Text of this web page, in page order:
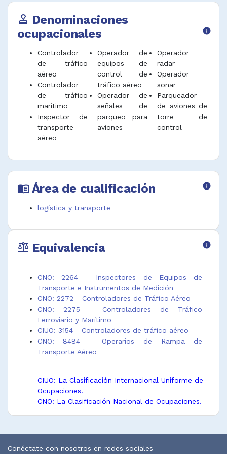
estándares de operación.
Controlar el flujo del tráfico aéreo utilizando
ayudas y otros equipos de comunicación y
referencia visual con las torres de control
adyacentes, terminales y otros centros
cercanos, para coordinar el movimiento de
aeronaves o embarcaciones, dentro del área
de vuelo asignada.
Operar y monitorear sistemas de control de
tráfico ferroviario centralizado calculando
coordinación y seguimiento.
approval Denominaciones
ocupacionales
info
Controlador
de tráfico
aéreo
Controlador
de tráfico
marítimo
Inspector de
transporte
aéreo
Operador de
equipos de
control de
tráfico aéreo
Operador de
señales de
parqueo para
aviones
Operador
radar
Operador
sonar
Parqueador
de aviones de
torre de
control
menu_book Área de cualificación info
logística y transporte
balance Equivalencia info
CNO: 2264 - Inspectores de Equipos de
Transporte e Instrumentos de Medición
CNO: 2272 - Controladores de Tráfico Aéreo
CNO: 2275 - Controladores de Tráfico
Ferroviario y Marítimo
CIUO: 3154 - Controladores de tráfico aéreo
CNO: 8484 - Operarios de Rampa de
Transporte Aéreo
CIUO: La Clasificación Internacional Uniforme de
Ocupaciones.
CNO: La Clasificación Nacional de Ocupaciones.
Conéctate con nosotros en redes sociales